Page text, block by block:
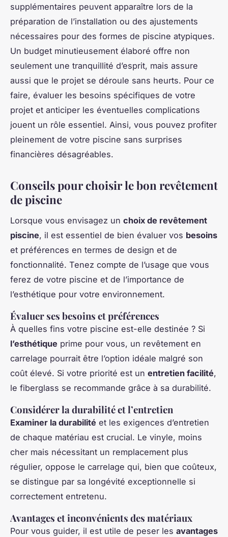
supplémentaires peuvent apparaître lors de la
préparation de l’installation ou des ajustements
nécessaires pour des formes de piscine atypiques.
Un budget minutieusement élaboré offre non
seulement une tranquillité d’esprit, mais assure
aussi que le projet se déroule sans heurts. Pour ce
faire, évaluer les besoins spécifiques de votre
projet et anticiper les éventuelles complications
jouent un rôle essentiel. Ainsi, vous pouvez profiter
pleinement de votre piscine sans surprises
financières désagréables.
Conseils pour choisir le bon revêtement
de piscine
Lorsque vous envisagez un choix de revêtement
piscine, il est essentiel de bien évaluer vos besoins
et préférences en termes de design et de
fonctionnalité. Tenez compte de l’usage que vous
ferez de votre piscine et de l’importance de
l’esthétique pour votre environnement.
Évaluer ses besoins et préférences
À quelles fins votre piscine est-elle destinée ? Si
l’esthétique prime pour vous, un revêtement en
carrelage pourrait être l’option idéale malgré son
coût élevé. Si votre priorité est un entretien facilité,
le fiberglass se recommande grâce à sa durabilité.
Considérer la durabilité et l’entretien
Examiner la durabilité et les exigences d’entretien
de chaque matériau est crucial. Le vinyle, moins
cher mais nécessitant un remplacement plus
régulier, oppose le carrelage qui, bien que coûteux,
se distingue par sa longévité exceptionnelle si
correctement entretenu.
Avantages et inconvénients des matériaux
Pour vous guider, il est utile de peser les avantages